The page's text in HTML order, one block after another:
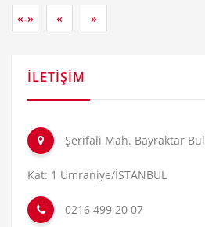
«-» « »
İLETİŞİM
Şerifali Mah. Bayraktar
Kat: 1 Ümraniye/İSTANBUL
0216 499 20 07